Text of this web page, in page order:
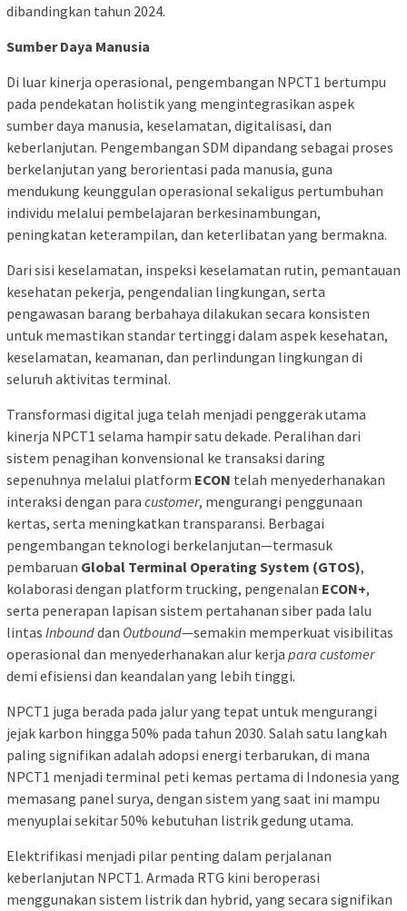
dibandingkan tahun 2024.
Sumber Daya Manusia
Di luar kinerja operasional, pengembangan NPCT1 bertumpu
pada pendekatan holistik yang mengintegrasikan aspek
sumber daya manusia, keselamatan, digitalisasi, dan
keberlanjutan. Pengembangan SDM dipandang sebagai proses
berkelanjutan yang berorientasi pada manusia, guna
mendukung keunggulan operasional sekaligus pertumbuhan
individu melalui pembelajaran berkesinambungan,
peningkatan keterampilan, dan keterlibatan yang bermakna.
Dari sisi keselamatan, inspeksi keselamatan rutin, pemantauan
kesehatan pekerja, pengendalian lingkungan, serta
pengawasan barang berbahaya dilakukan secara konsisten
untuk memastikan standar tertinggi dalam aspek kesehatan,
keselamatan, keamanan, dan perlindungan lingkungan di
seluruh aktivitas terminal.
Transformasi digital juga telah menjadi penggerak utama
kinerja NPCT1 selama hampir satu dekade. Peralihan dari
sistem penagihan konvensional ke transaksi daring
sepenuhnya melalui platform ECON telah menyederhanakan
interaksi dengan para customer, mengurangi penggunaan
kertas, serta meningkatkan transparansi. Berbagai
pengembangan teknologi berkelanjutan—termasuk
pembaruan Global Terminal Operating System (GTOS),
kolaborasi dengan platform trucking, pengenalan ECON+,
serta penerapan lapisan sistem pertahanan siber pada lalu
lintas Inbounddan Outbound—semakin memperkuat visibilitas
operasional dan menyederhanakan alur kerja para customer
demi efisiensi dan keandalan yang lebih tinggi.
NPCT1 juga berada pada jalur yang tepat untuk mengurangi
jejak karbon hingga 50% pada tahun 2030. Salah satu langkah
paling signifikan adalah adopsi energi terbarukan, di mana
NPCT1 menjadi terminal peti kemas pertama di Indonesia yang
memasang panel surya, dengan sistem yang saat ini mampu
menyuplai sekitar 50% kebutuhan listrik gedung utama.
Elektrifikasi menjadi pilar penting dalam perjalanan
keberlanjutan NPCT1. Armada RTG kini beroperasi
menggunakan sistem listrik dan hybrid, yang secara signifikan